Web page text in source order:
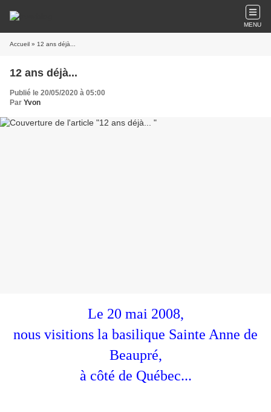
MENU
Accueil » 12 ans déjà...
12 ans déjà...
Publié le 20/05/2020 à 05:00
Par Yvon
Le 20 mai 2008,
nous visitions la basilique Sainte Anne de
Beaupré,
à côté de Québec...